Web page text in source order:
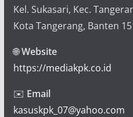
Kel. Sukasari, Kec.
Kota Tangerang, Banten
🌐Website
https://mediakpk.co.id
✉️ Email
kasuskpk_07@yahoo.com